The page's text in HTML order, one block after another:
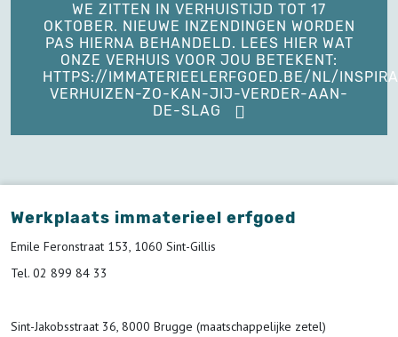
WE ZITTEN IN VERHUISTIJD TOT 17
OKTOBER. NIEUWE INZENDINGEN WORDEN
PAS HIERNA BEHANDELD. LEES HIER WAT
ONZE VERHUIS VOOR JOU BETEKENT:
HTTPS://IMMATERIEELERFGOED.BE/NL/
VERHUIZEN-ZO-KAN-JIJ-VERDER-AAN-
DE-SLAG
Werkplaats immaterieel erfgoed
Emile Feronstraat 153, 1060 Sint-Gillis
Tel. 02 899 84 33
Sint-Jakobsstraat 36, 8000 Brugge (maatschappelijke zetel)